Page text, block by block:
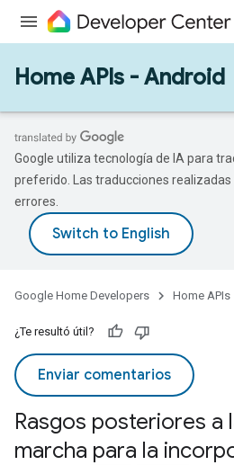
Home APIs - Android
Google utiliza tecnología de IA para
preferido. Las traducciones
errores.
Google Home Developers Home APIs
¿Te resultó útil?
Enviar comentarios
Rasgos posteriores a
marcha para la